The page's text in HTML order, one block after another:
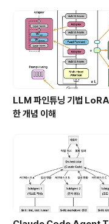
LLM 파인튜닝 기법
한 개념 이해